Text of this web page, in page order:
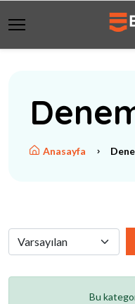
Anasayfa
Bu